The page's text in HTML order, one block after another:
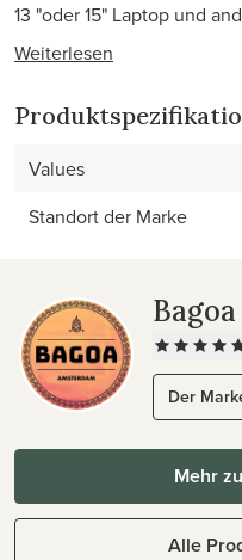
13 "oder 15" Laptop und
Weiterlesen
Values
Standort der Marke
Bagoa
Der
Mehr
Alle